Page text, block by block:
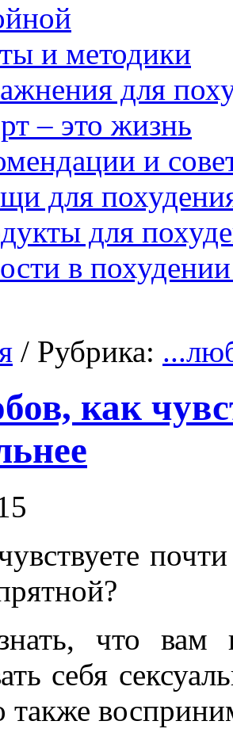
и методики
для
– это жизнь
и
для
для
в
/ Рубрика:
как
что вам
себя
также